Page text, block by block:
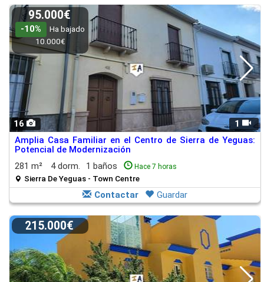
16 1
95.000€
-10%
Ha bajado
10.000€
Amplia Casa Familiar en el Centro de Sierra de Yeguas:
Potencial de Modernización
281 m²
4 dorm. 1 baños Hace 7 horas
Sierra De Yeguas - Town Centre
Contactar Guardar
215.000€